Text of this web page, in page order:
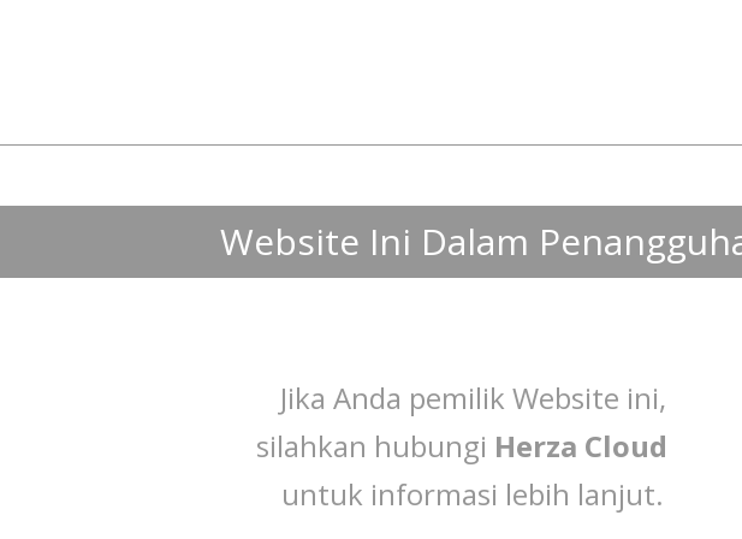
Website Ini Dalam
Jika Anda pemilik Website ini,
silahkan hubungi Herza Cloud
untuk informasi lebih lanjut.